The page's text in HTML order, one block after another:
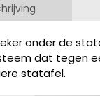
onder de
dat tegen
statafel.